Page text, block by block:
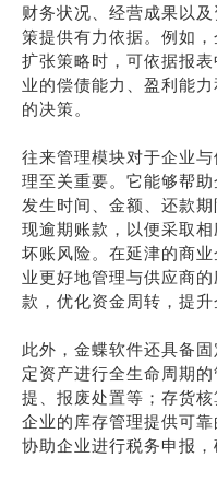
财务状况、经营成果以
策提供有力依据。例如
扩张策略时，可依据报
业的偿债能力、盈利能
的决策。
往来管理模块对于企业
理至关重要。它能够帮
发生时间、金额、还款
现逾期账款，以便采取
坏账风险。在延津的商
业更好地管理与供应商
款，优化资金周转，提升
此外，金蝶软件还具备
定资产进行全生命周期
提、报废处置等；存货
企业的库存管理提供可
协助企业进行税务申报，